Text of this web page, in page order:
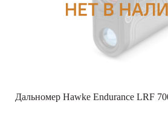
Дальномер Hawke Endurance LRF